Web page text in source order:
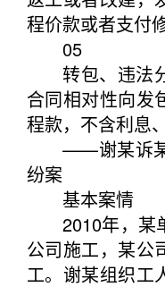
程价款或者支付
05
转包、违法分
合同相对性向发
程款，不含利息
——谢某诉某
纷案
基本案情
2010年，某
公司施工，某公
工。谢某组织工